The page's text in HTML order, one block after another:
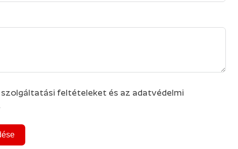
szolgáltatási feltételeket és az adatvédelmi